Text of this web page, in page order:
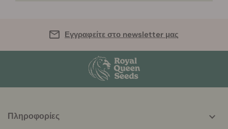
Εγγραφείτε στο newsletter μας
More
Πληροφορίες